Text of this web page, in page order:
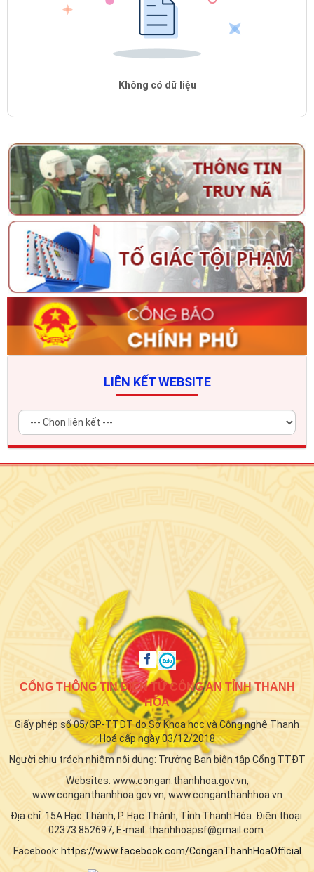
Không có dữ liệu
LIÊN KẾT WEBSITE
CỔNG THÔNG TIN ĐIỆN TỬ CÔNG AN TỈNH THANH
HÓA
Giấy phép số 05/GP-TTĐT do Sở Khoa học và Công nghệ Thanh
Hoá cấp ngày 03/12/2018
Người chịu trách nhiệm nội dung: Trưởng Ban biên tập Cổng TTĐT
Websites: www.congan.thanhhoa.gov.vn,
www.conganthanhhoa.gov.vn, www.conganthanhhoa.vn
Địa chỉ: 15A Hạc Thành, P. Hạc Thành, Tỉnh Thanh Hóa. Điện thoại:
02373 852697, E-mail: thanhhoapsf@gmail.com
Facebook: https://www.facebook.com/ConganThanhHoaOfficial